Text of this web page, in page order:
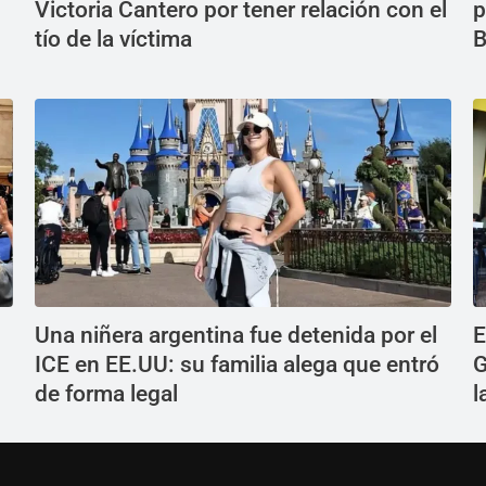
Victoria Cantero por tener relación con el
tío de la víctima
Una niñera argentina fue detenida por el
ICE en EE.UU: su familia alega que entró
de forma legal